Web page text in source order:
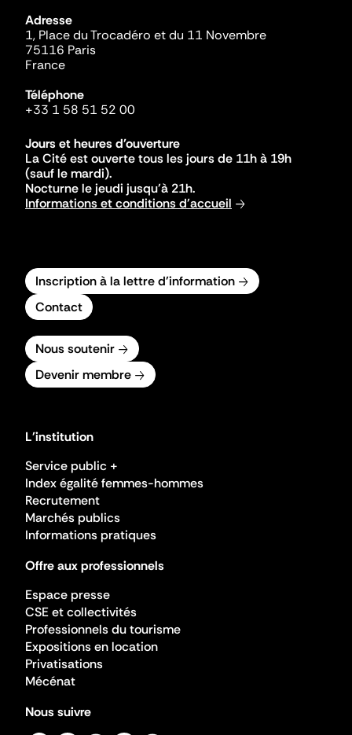
Adresse
1, Place du Trocadéro et du 11 Novembre
75116 Paris
France
Téléphone
+33 1 58 51 52 00
Jours et heures d'ouverture
La Cité est ouverte tous les jours de 11h à 19h
(sauf le mardi).
Nocturne le jeudi jusqu'à 21h.
Informations et conditions d'accueil
Inscription à la lettre d'information
Contact
Nous soutenir
Devenir membre
L'institution
Service public +
Index égalité femmes-hommes
Recrutement
Marchés publics
Informations pratiques
Offre aux professionnels
Espace presse
CSE et collectivités
Professionnels du tourisme
Expositions en location
Privatisations
Mécénat
Nous suivre